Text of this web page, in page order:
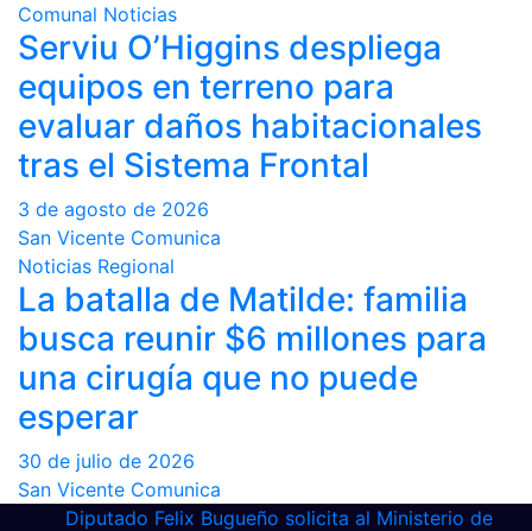
Comunal Noticias
Serviu O’Higgins despliega
equipos en terreno para
evaluar daños habitacionales
tras el Sistema Frontal
3 de agosto de 2026
San Vicente Comunica
Noticias Regional
La batalla de Matilde: familia
busca reunir $6 millones para
una cirugía que no puede
esperar
30 de julio de 2026
San Vicente Comunica
Diputado Felix Bugueño solicita al Ministerio de